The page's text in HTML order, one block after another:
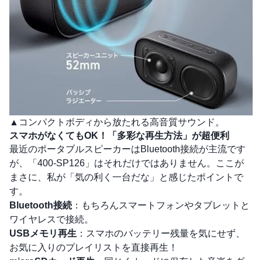
▲コンパクトボディから放たれる高音質サウンド。
スマホがなくてもOK！「多彩な再生方法」が超便利
最近のポータブルスピーカーはBluetooth接続が主流です
が、「400-SP126」はそれだけではありません。ここが
まさに、私が「気の利く一台だな」と感じたポイントで
す。
Bluetooth接続 ：もちろんスマートフォンやタブレットと
ワイヤレスで接続。
USBメモリ再生 ：スマホのバッテリー残量を気にせず、
お気に入りのプレイリストを直接再生！